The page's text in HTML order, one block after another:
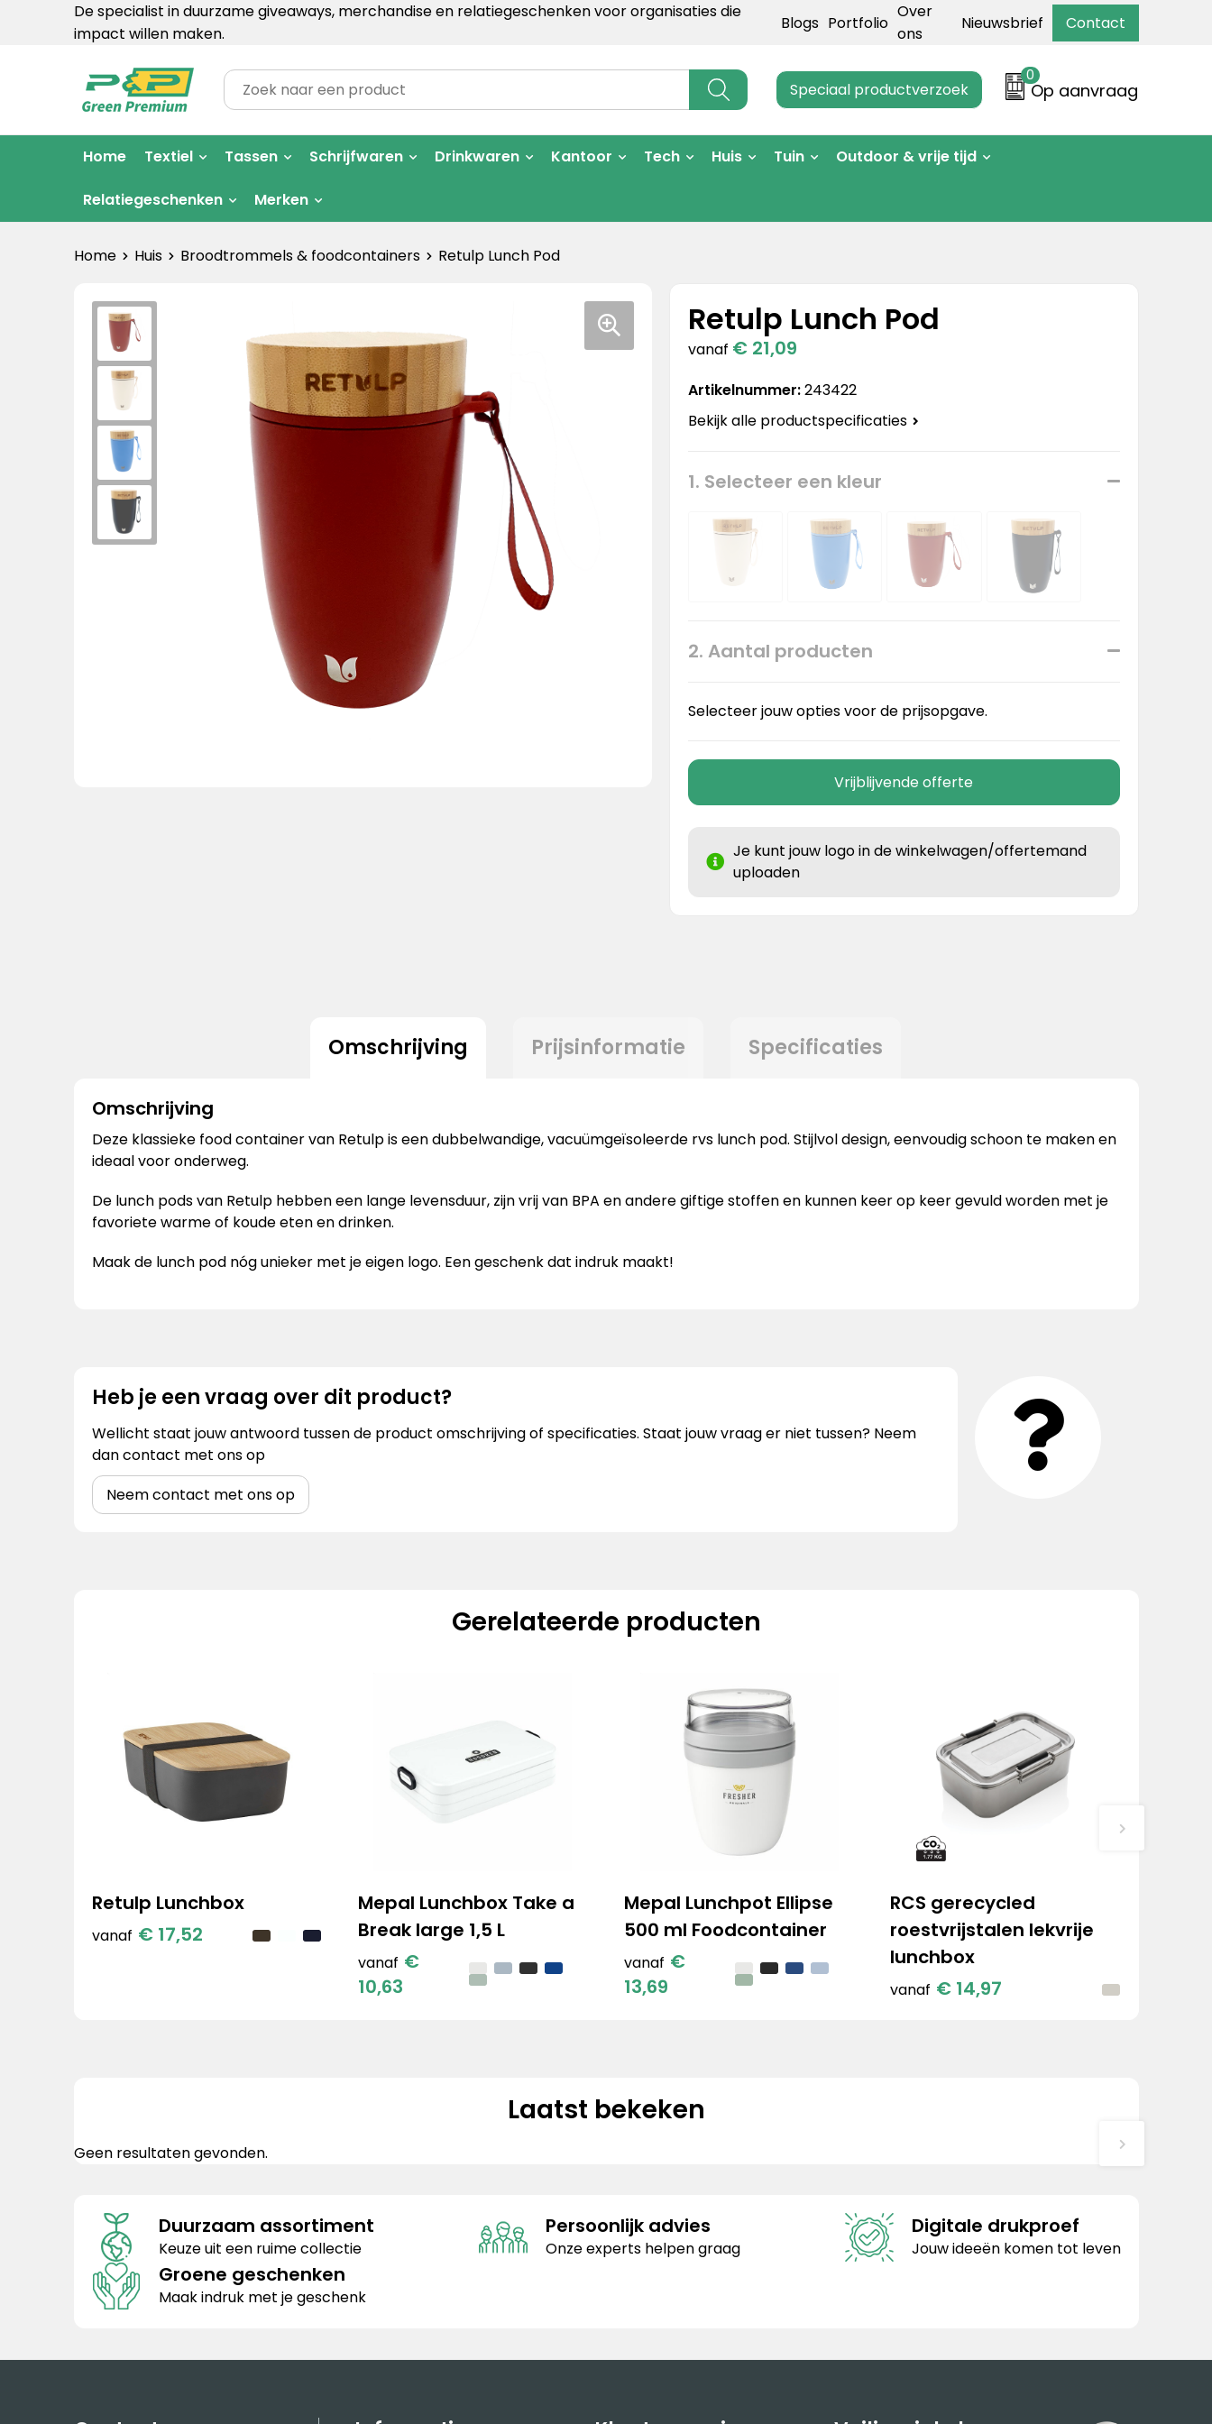
De specialist in duurzame giveaways, merchandise en relatiegeschenken voor organisaties die
impact willen maken.
Blogs Portfolio
Over
ons
Nieuwsbrief Contact
Speciaal productverzoek
0
Op aanvraag
Home Textiel Tassen Schrijfwaren Drinkwaren Kantoor Tech Huis Tuin Outdoor & vrije tijd
Relatiegeschenken Merken
Home Huis Broodtrommels & foodcontainers Retulp Lunch Pod
Retulp Lunch Pod
vanaf € 21,09
Artikelnummer:243422
Bekijk alle productspecificaties
1. Selecteer een kleur
2. Aantal producten
Selecteer jouw opties voor de prijsopgave.
Vrijblijvende offerte
Je kunt jouw logo in de winkelwagen/offertemand
uploaden
Omschrijving Prijsinformatie Specificaties
Omschrijving
Deze klassieke food container van Retulp is een dubbelwandige, vacuümgeïsoleerde rvs lunch pod. Stijlvol design, eenvoudig schoon te maken en
ideaal voor onderweg.
De lunch pods van Retulp hebben een lange levensduur, zijn vrij van BPA en andere giftige stoffen en kunnen keer op keer gevuld worden met je
favoriete warme of koude eten en drinken.
Maak de lunch pod nóg unieker met je eigen logo. Een geschenk dat indruk maakt!
Heb je een vraag over dit product?
Wellicht staat jouw antwoord tussen de product omschrijving of specificaties. Staat jouw vraag er niet tussen? Neem
dan contact met ons op
Neem contact met ons op
Gerelateerde producten
Retulp Lunchbox
vanaf € 17,52
Mepal Lunchbox Take a
Break large 1,5 L
vanaf €
10,63
Mepal Lunchpot Ellipse
500 ml Foodcontainer
vanaf €
13,69
RCS gerecycled
roestvrijstalen lekvrije
lunchbox
vanaf € 14,97
Laatst bekeken
Geen resultaten gevonden.
Duurzaam assortiment
Keuze uit een ruime collectie
Persoonlijk advies
Onze experts helpen graag
Digitale drukproef
Jouw ideeën komen tot leven
Groene geschenken
Maak indruk met je geschenk